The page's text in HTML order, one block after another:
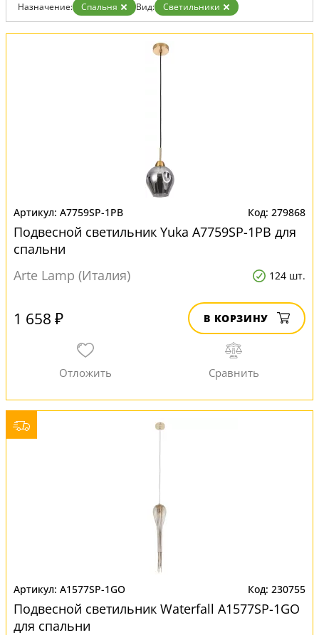
Назначение: Спальня Вид: Светильники
A7759SP-1PB 279868
Подвесной светильник Yuka A7759SP-1PB для
спальни
Arte Lamp (Италия)
124 шт.
1 658 ₽ В КОРЗИНУ
A1577SP-1GO 230755
Подвесной светильник Waterfall A1577SP-1GO
для спальни